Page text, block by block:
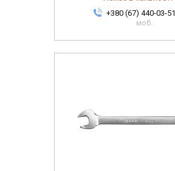
+380 (67) 440-03-51
моб.